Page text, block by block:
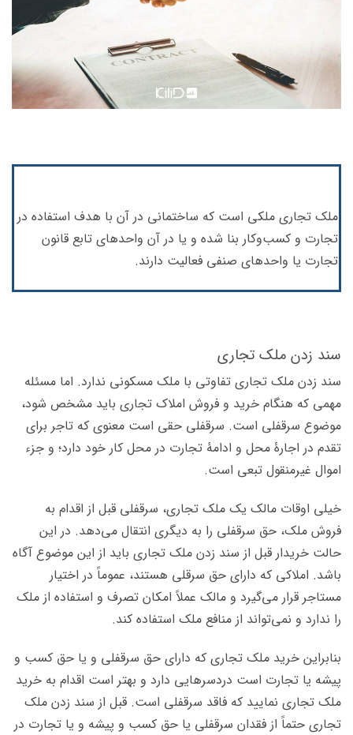
ملک تجاری ملکی است که ساختمانی در آن با هدف استفاده در
تجارت و کسب‌وکار بنا شده و یا در آن واحدهای تابع قانون
تجارت یا واحدهای صنفی فعالیت دارند.
سند زدن ملک تجاری
سند زدن ملک تجاری تفاوتی با ملک مسکونی ندارد. اما مسئله
مهمی که هنگام خرید و فروش املاک تجاری باید مشخص شود،
موضوع سرقفلی است. سرقفلی حقی است معنوی که تاجر برای
تقدم در اجارۀ محل و ادامۀ تجارت در محل کار خود دارد؛ و جزء
اموال غیرمنقول تبعی است.
خیلی اوقات مالک یک ملک تجاری، سرقفلی قبل از اقدام به
فروش ملک، حق سرقفلی را به دیگری انتقال می‌دهد. در این
حالت خریدار قبل از سند زدن ملک تجاری باید از این موضوع آگاه
باشد. املاکی که دارای حق سرقلی هستند، عموماً در اختیار
مستاجر قرار می‌گیرد و مالک عملاً امکان تصرف و استفاده از ملک
را ندارد و نمی‌تواند از منافع ملک استفاده کند.
بنابراین خرید ملک تجاری که دارای حق سرقفلی و یا حق کسب و
پیشه یا تجارت است دردسرهایی دارد و بهتر است اقدام به خرید
ملک تجاری نمایید که فاقد سرقفلی است. قبل از سند زدن ملک
تجاری حتماً از فقدان سرقفلی یا حق کسب و پیشه و یا تجارت در